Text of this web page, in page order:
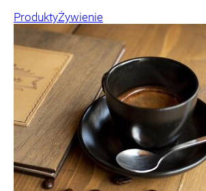
ProduktyŻywienie